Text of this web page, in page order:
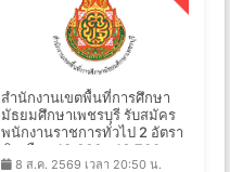
สำนักงานเขตพื้นที่การศึกษา
มัธยมศึกษาเพชรบุรี รับสมัคร
พนักงานราชการทั่วไป 2 อัตรา
เงินเดือน 13,660 - 16,700 บาท
ตั้งแต่วันที่ 17-25 ส.ค. 2569
8 ส.ค. 2569 เวลา 20:50 น.